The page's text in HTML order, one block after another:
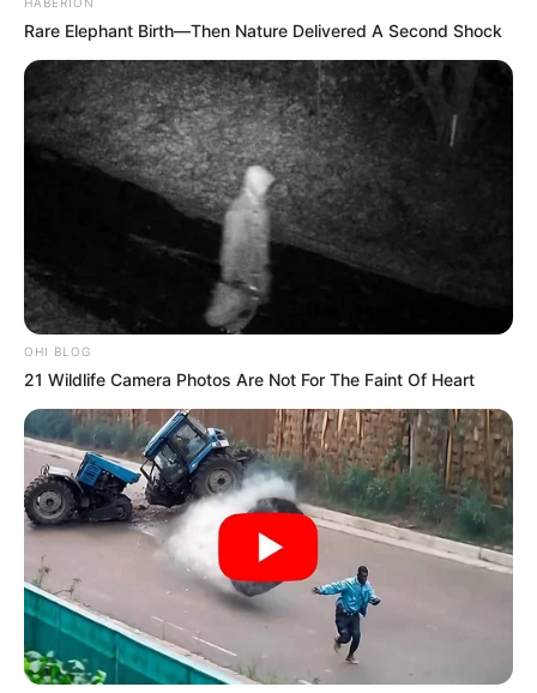
El IDRD invita a la ciudadanía a planificar sus
desplazamientos con anticipación,
estar atentos a los
cierres viales y desvíos publicados por los canales
oficiales del Institutoy de la Alcaldía Mayor de Bogotá, y
asistir con ropa cómoda, hidratación y elementos de
seguridad como casco y luces para quienes circulen en
bicicleta en horario nocturno.
COMPARTIR
ALERTA BOGOTÁ EN GOOGLE NEWS
TEMAS RELACIONADOS
FESTIVAL DE VERANO EN BOGOTÁ
CICLOVÍA NOCTURNA
CICLOVÍA BICICLETAS IDRD
MANTÉNGASE EN ALERTA
Tenemos todas las noticias que le
interesan. Para estar bien informado, por
favor, active las notificaciones de Alerta.
Rare Elephant Birth—Then Nature Delivered A Second Shock
OHI BLOG
21 Wildlife Camera Photos Are Not For The Faint Of Heart